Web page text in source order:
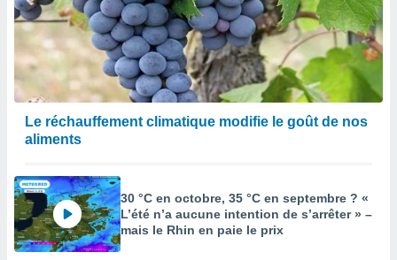
Le réchauffement climatique modifie le goût de nos
aliments
30 °C en octobre, 35 °C en septembre ? «
L’été n’a aucune intention de s’arrêter » –
mais le Rhin en paie le prix